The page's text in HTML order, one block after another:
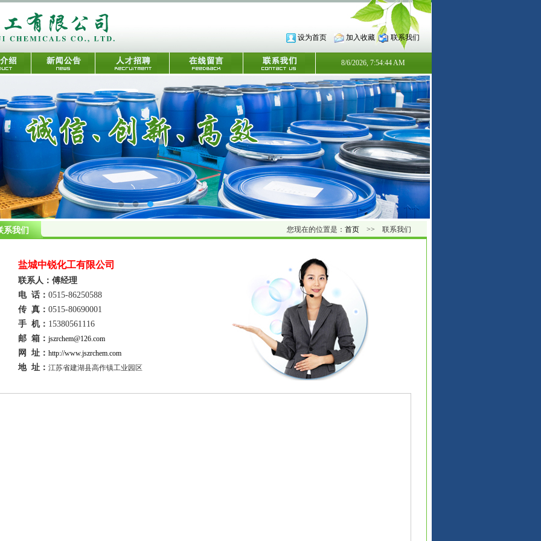
设为首页 加入收藏 联系我们
8/6/2026, 7:54:45 AM
系我们 您现在的位置是： 首页 >> 联系我们
盐城中锐化工有限公司
联系人：傅经理
电 话： 0515-86250588
传 真： 0515-80690001
手 机： 15380561116
邮 箱： jszrchem@126.com
网 址： http://www.jszrchem.com
地 址： 江苏省建湖县高作镇工业园区